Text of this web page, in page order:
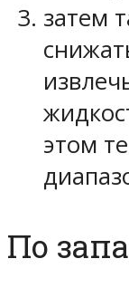
затем
этом
По